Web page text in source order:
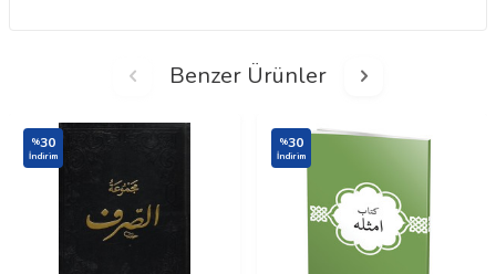
Benzer Ürünler
%30
İndirim
%30
İndirim